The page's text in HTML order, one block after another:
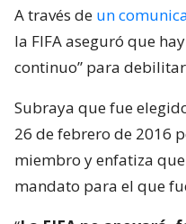
A través de un
la FIFA aseguró que
continuo” para
Subraya que fue
26 de febrero de 2016
miembro y enfatiza
mandato para el que